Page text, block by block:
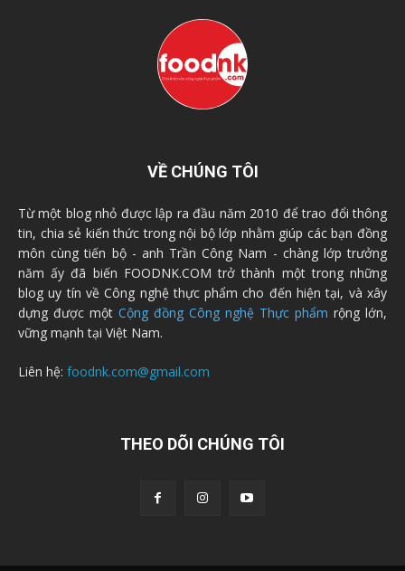
VỀ CHÚNG TÔI
Từ một blog nhỏ được lập ra đầu năm 2010 để trao đổi thông
tin, chia sẻ kiến thức trong nội bộ lớp nhằm giúp các bạn đồng
môn cùng tiến bộ - anh Trần Công Nam - chàng lớp trưởng
năm ấy đã biến FOODNK.COM trở thành một trong những
blog uy tín về Công nghệ thực phẩm cho đến hiện tại, và xây
dựng được một Cộng đồng Công nghệ Thực phẩm rộng lớn,
vững mạnh tại Việt Nam.
Liên hệ: foodnk.com@gmail.com
THEO DÕI CHÚNG TÔI